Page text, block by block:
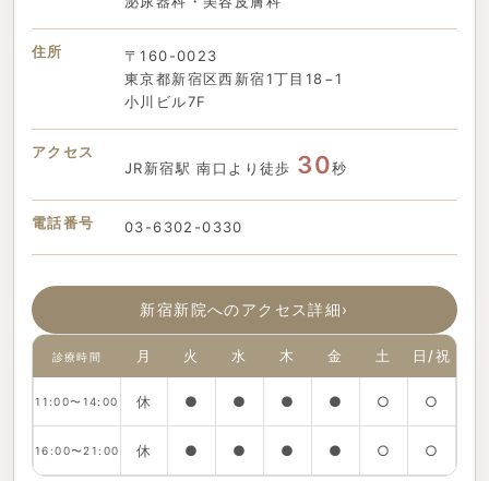
住所
〒160-0023
東京都新宿区西新宿1丁目18−1
小川ビル7F
アクセス
JR新宿駅 南口より徒歩 30秒
電話番号 03-6302-0330
新宿新院へのアクセス詳細›
診療時間 月 火 水 木 金 土 日/祝
11:00〜14:00 休 ● ● ● ● ○ ○
16:00〜21:00 休 ● ● ● ● ○ ○